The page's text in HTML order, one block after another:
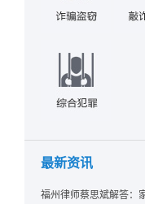
最新资讯